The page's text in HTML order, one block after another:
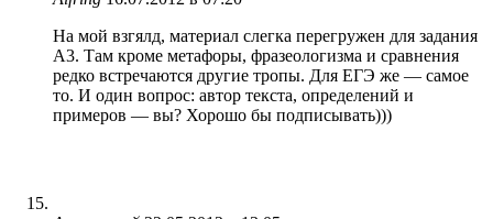
На мой взгялд, материал слегка перегружен для задания
А3. Там кроме метафоры, фразеологизма и сравнения
редко встречаются другие тропы. Для ЕГЭ же — самое
то. И один вопрос: автор текста, определений и
примеров — вы? Хорошо бы подписывать)))